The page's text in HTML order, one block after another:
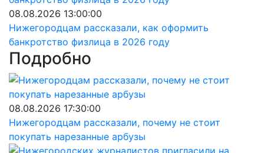
08.08.2026 13:00:00
Нижегородцам рассказали, как оформить
банкротство физлица в 2026 году
Подробно
08.08.2026 17:30:00
Нижегородцам рассказали, почему не стоит
покупать нарезанные арбузы